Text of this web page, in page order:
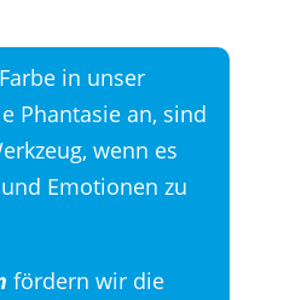
in unser
Phantasie an, sind
wenn es
Emotionen zu
fördern wir die